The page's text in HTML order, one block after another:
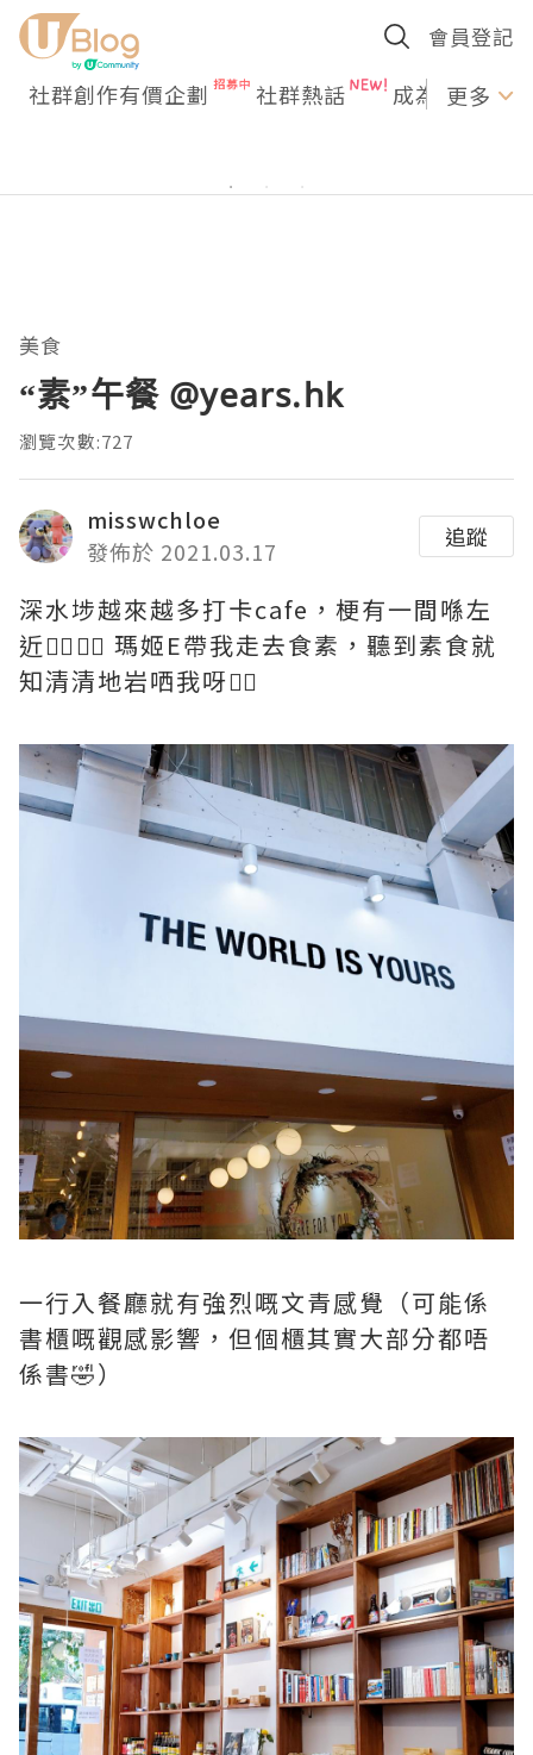
會員登記
社群創作有價企劃 社群熱話 成為U更多
美食
“素”午餐 @years.hk
瀏覽次數:727
misswchloe
發佈於 2021.03.17
追蹤
深水埗越來越多打卡cafe，梗有一間喺左
近👈🏻👉🏻 瑪姬E帶我走去食素，聽到素食就
知清清地岩哂我呀👍🏻
一行入餐廳就有強烈嘅文青感覺（可能係
書櫃嘅觀感影響，但個櫃其實大部分都唔
係書🤣）